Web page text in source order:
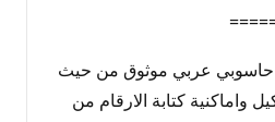
عربي موثوق من حيث
واماكنية كتابة الارقام من